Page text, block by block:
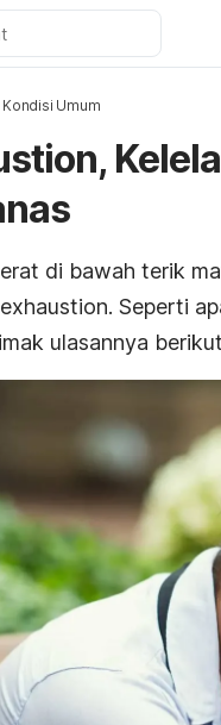
Umum
di bawah terik
. Seperti
ulasannya